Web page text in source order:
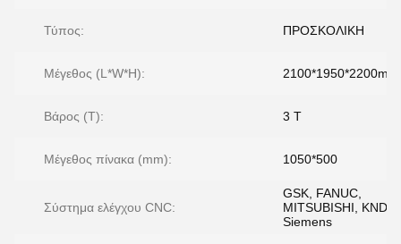
Τύπος: ΠΡΟΣΚΟΛΙΚΗ
Μέγεθος (L*W*H): 2100*1950*2200mm
Βάρος (T): 3 Τ
Μέγεθος πίνακα (mm): 1050*500
Σύστημα ελέγχου CNC:
GSK, FANUC,
MITSUBISHI, KND,
Siemens